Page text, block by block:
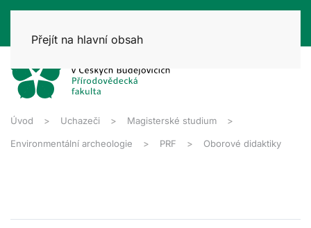
Přejít na hlavní obsah
Úvod Uchazeči Magisterské studium
Environmentální archeologie PRF Oborové didaktiky